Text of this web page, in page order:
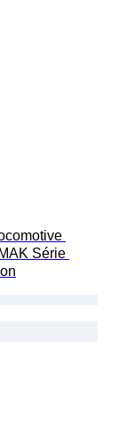
Série